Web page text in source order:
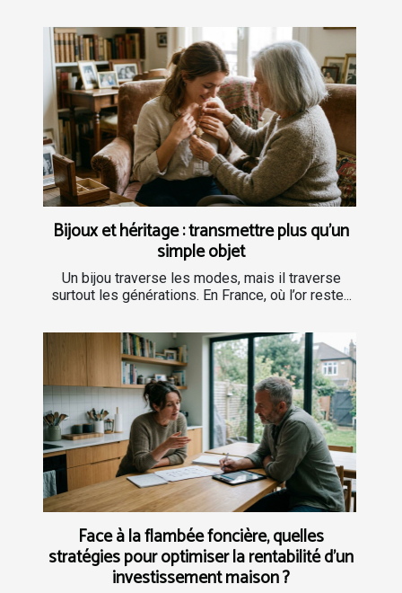
Bijoux et héritage : transmettre plus qu’un
simple objet
Un bijou traverse les modes, mais il traverse
surtout les générations. En France, où l’or reste...
Face à la flambée foncière, quelles
stratégies pour optimiser la rentabilité d’un
investissement maison ?